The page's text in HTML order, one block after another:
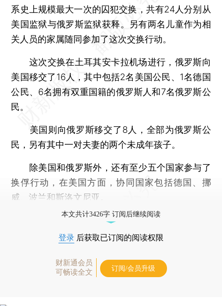
系史上规模最大一次的囚犯交换，共有24人分别从
美国监狱与俄罗斯监狱获释。另有两名儿童作为相
关人员的家属随同参加了这次交换行动。
这次交换在土耳其安卡拉机场进行，俄罗斯向
美国移交了16人，其中包括2名美国公民、1名德国
公民、6名拥有双重国籍的俄罗斯人和7名俄罗斯公
民。
美国则向俄罗斯移交了8人，全部为俄罗斯公
民，另有其中一对夫妻的两个未成年孩子。
除美国和俄罗斯外，还有至少五个国家参与了
换俘行动，在美国方面，协同国家包括德国、挪
威、波兰和斯洛文尼亚。
本文共计3426字 订阅后继续阅读
登录 后获取已订阅的阅读权限
财新通会员
可畅读全文
订阅/会员升级